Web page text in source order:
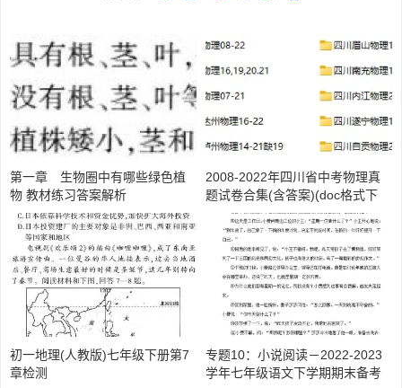
第一章 生物圈中有哪些绿色植
物 教材练习答案解析
2008-2022年四川省中考物理真
题试卷合集(含答案)(doc格式下
载)【A01007】
初一地理(人教版)七年级下册第7
章检测
专题10：小说阅读－2022-2023
学年七年级语文下学期期末备考